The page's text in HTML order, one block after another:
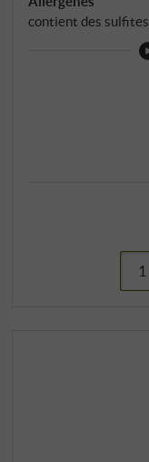
contient des sulfites